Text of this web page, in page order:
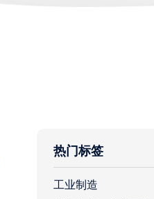
热门标签
工业制造